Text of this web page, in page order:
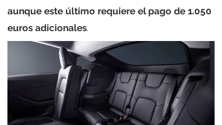
aunque este último requiere el pago de 1.050
euros adicionales.